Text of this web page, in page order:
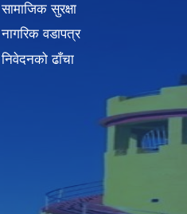
सामाजिक सुरक्षा
नागरिक वडापत्र
निवेदनको ढाँचा